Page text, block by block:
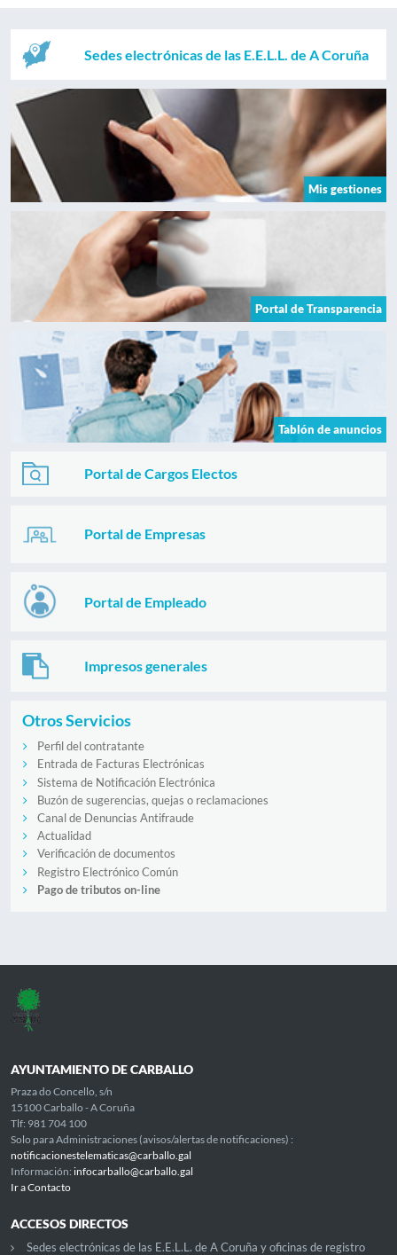
Sedes electrónicas de las E.E.L.L. de A Coruña
Mis gestiones
Portal de Transparencia
Tablón de anuncios
Portal de Cargos Electos
Portal de Empresas
Portal de Empleado
Impresos generales
Otros Servicios
Perfil del contratante
Entrada de Facturas Electrónicas
Sistema de Notificación Electrónica
Buzón de sugerencias, quejas o reclamaciones
Canal de Denuncias Antifraude
Actualidad
Verificación de documentos
Registro Electrónico Común
Pago de tributos on-line
AYUNTAMIENTO DE CARBALLO
Praza do Concello, s/n
15100 Carballo - A Coruña
Tlf: 981 704 100
Solo para Administraciones (avisos/alertas de notificaciones) :
notificacionestelematicas@carballo.gal
Información: infocarballo@carballo.gal
Ir a Contacto
ACCESOS DIRECTOS
Sedes electrónicas de las E.E.L.L. de A Coruña y oficinas de registro